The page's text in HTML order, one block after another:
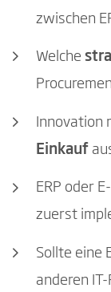
zwischen
Welche
Innovation
Einkauf
ERP oder
zuerst
Sollte eine
anderen